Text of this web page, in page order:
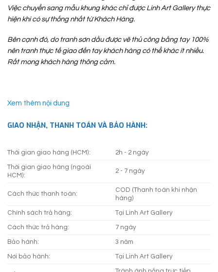
Việc chuyển sang mẫu khung khác chỉ được Linh Art Gallery thực
hiện khi có sự thống nhất từ Khách Hàng.
Bên cạnh đó, do tranh sơn dầu được vẽ thủ công bằng tay 100%
nên tranh thực tế giao đến tay khách hàng có thể khác ít nhiều.
Rất mong khách hàng thông cảm.
Xem thêm nội dung
GIAO NHẬN, THANH TOÁN VÀ BẢO HÀNH:
Thời gian giao hàng (HCM): 2h - 2 ngày
Thời gian giao hàng (ngoài
HCM):
2 - 7 ngày
Cách thức thanh toán:
COD (Thanh toán khi nhận
hàng)
Chính sách trả hàng: Tại Linh Art Gallery
Cách thức trả hàng: 7 ngày
Bảo hành: 3 năm
Nơi bảo hành: Tại Linh Art Gallery